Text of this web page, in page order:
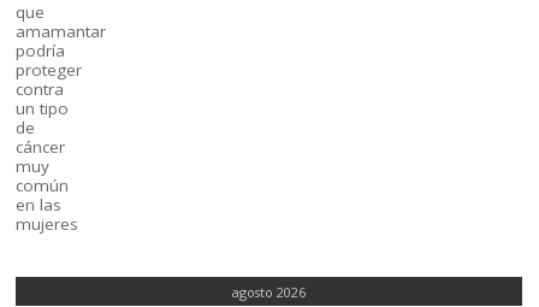
agosto 2026